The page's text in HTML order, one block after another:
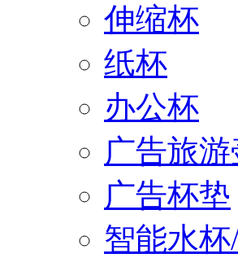
伸缩杯
纸杯
办公杯
广告旅游
广告杯垫
智能水杯